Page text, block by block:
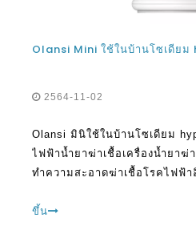
2564-11-02
Olansi มินิใช้ในบ้านโซเดียม
ไฟฟ้าน้ำยาฆ่าเชื้อเครื่องน้ำยาฆ่
ทำความสะอาดฆ่าเชื้อโรคไฟฟ้า
กว้างขวางในการดูแลสุขภาพอุต
ขึ้น